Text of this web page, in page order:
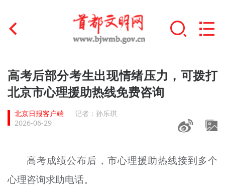
首页
文明创建
文明实践
未成年人思想道德建设
榜样人物
高考后部分考生出现情绪压力，可拨打
北京市心理援助热线免费咨询
北京日报客户端
记者：孙乐琪
2026-06-29
高考成绩公布后，市心理援助热线接到多个
心理咨询求助电话。